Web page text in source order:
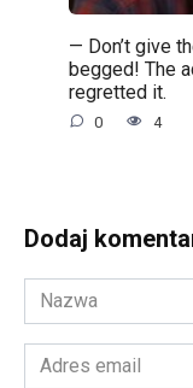
— Don’t give
begged! The
regretted it.
0 4
Dodaj
Nazwa
*
Adres